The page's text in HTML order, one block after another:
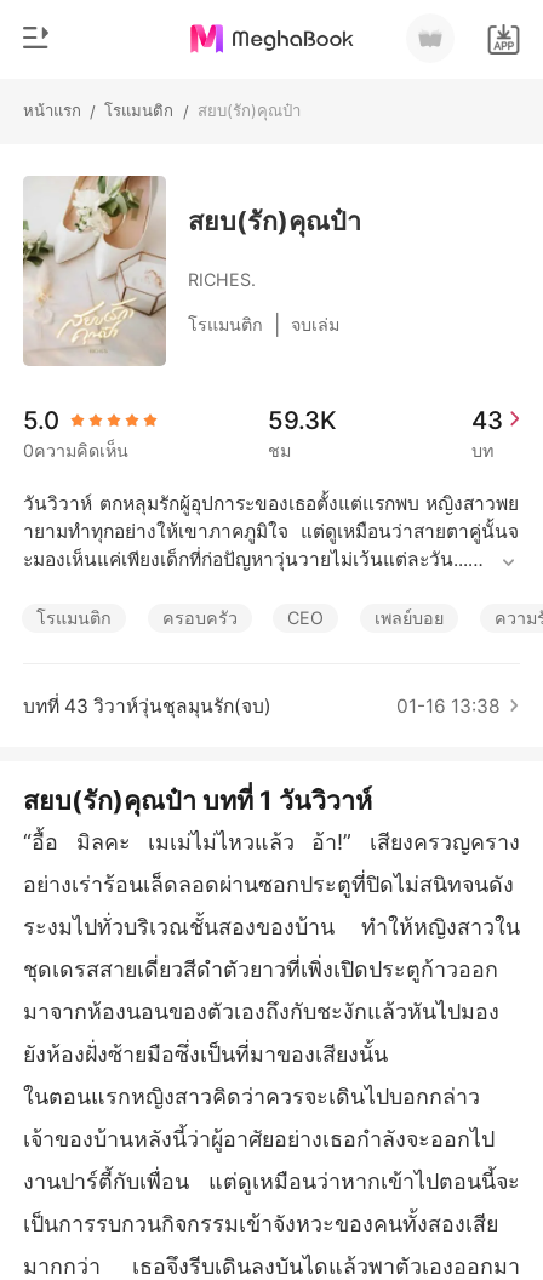
หน้าแรก / โรแมนติก / สยบ(รัก)คุณป๋า
เติมเงิน
ประวัติการอ่าน
ออกจากระบบ
ดาวน์โหลดแอป
หมวดหมู่
สมัยใหม่
ประวัติศาสตร์
โรแมนติก
มหาเศรษฐี
เรื่องสั้นคัดสรร
สยบ(รัก)คุณป๋า
RICHES.
โรแมนติก จบเล่ม
5.0
0ความคิดเห็น
59.3K
ชม
43
บท
วันวิวาห์ ตกหลุมรักผู้อุปการะของเธอตั้งแต่แรกพบ หญิงสาวพย
ายามทำทุกอย่างให้เขาภาคภูมิใจ แต่ดูเหมือนว่าสายตาคู่นั้นจ
ะมองเห็นแค่เพียงเด็กที่ก่อปัญหาวุ่นวายไม่เว้นแต่ละวัน...
เธอ พยายามทำทุกวิถีทางเพื่อก้าวข้ามเส้นบางๆ ระหว่างความ
รามิล นักธุรกิจเจ้าของโรงแรมหรูอย่าง A.W.HOTEL ถึงกับยกมื
อขึ้นกุมขมับวันละหลายรอบ เมื่อเด็กที่เขาอุปการะไว้เจ็ดปีก่อน
เขา พยายามรักษาระยะห่าง แต่เธอดันชอบเข้ามาในระยะประ
ชิด
กระทั่งวันที่ทั้งสอง ตื่นขึ้นมาบนเตียงเดียวกันครั้งแล้วครั้งเล่า...
สิ่งเดียวที่เธอต้องการจากเขาคือ ความรัก
แต่สิ่งเดียวที่เขาต้องการจากเธอคือ  ความลับ
สุดท้ายแล้วความรักที่มาพร้อมความลับมันจะลงเอยแบบไหนกั
น?
โรแมนติก ครอบครัว CEO เพลย์บอย ความ
บทที่ 43 วิวาห์วุ่นชุลมุนรัก(จบ) 01-16 13:38
สยบ(รัก)คุณป๋า บทที่ 1 วันวิวาห์
“อื้อ มิลคะ เมเม่ไม่ไหวแล้ว อ้า!” เสียงครวญคราง
อย่างเร่าร้อนเล็ดลอดผ่านซอกประตูที่ปิดไม่สนิทจนดัง
ระงมไปทั่วบริเวณชั้นสองของบ้าน ทำให้หญิงสาวใน
ชุดเดรสสายเดี่ยวสีดำตัวยาวที่เพิ่งเปิดประตูก้าวออก
มาจากห้องนอนของตัวเองถึงกับชะงักแล้วหันไปมอง
ยังห้องฝั่งซ้ายมือซึ่งเป็นที่มาของเสียงนั้น
ในตอนแรกหญิงสาวคิดว่าควรจะเดินไปบอกกล่าว
เจ้าของบ้านหลังนี้ว่าผู้อาศัยอย่างเธอกำลังจะออกไป
งานปาร์ตี้กับเพื่อน แต่ดูเหมือนว่าหากเข้าไปตอนนี้จะ
เป็นการรบกวนกิจกรรมเข้าจังหวะของคนทั้งสองเสีย
มากกว่า เธอจึงรีบเดินลงบันไดแล้วพาตัวเองออกมา